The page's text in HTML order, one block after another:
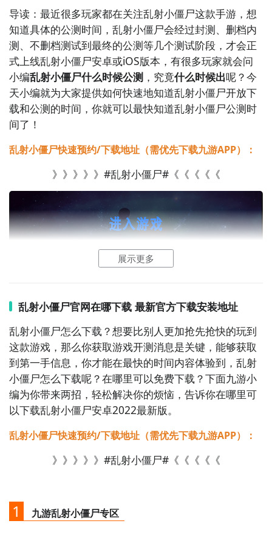
导读：最近很多玩家都在关注乱射小僵尸这款手游，想
知道具体的公测时间，乱射小僵尸会经过封测、删档内
测、不删档测试到最终的公测等几个测试阶段，才会正
式上线乱射小僵尸安卓或iOS版本，有很多玩家就会问
小编乱射小僵尸什么时候公测，究竟什么时候出呢？今
天小编就为大家提供如何快速地知道乱射小僵尸开放下
载和公测的时间，你就可以最快知道乱射小僵尸公测时
间了！
乱射小僵尸快速预约/下载地址（需优先下载九游APP）：
》》》》》#乱射小僵尸#《《《《《
展示更多
乱射小僵尸官网在哪下载 最新官方下载安装地址
乱射小僵尸怎么下载？想要比别人更加抢先抢快的玩到
这款游戏，那么你获取游戏开测消息是关键，能够获取
到第一手信息，你才能在最快的时间内容体验到，乱射
小僵尸怎么下载呢？在哪里可以免费下载？下面九游小
编为你带来两招，轻松解决你的烦恼，告诉你在哪里可
以下载乱射小僵尸安卓2022最新版。
乱射小僵尸快速预约/下载地址（需优先下载九游APP）：
》》》》》#乱射小僵尸#《《《《《
1 九游乱射小僵尸专区